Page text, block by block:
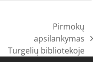
post:
Pirmokų
apsilankymas
Turgelių bibliotekoje